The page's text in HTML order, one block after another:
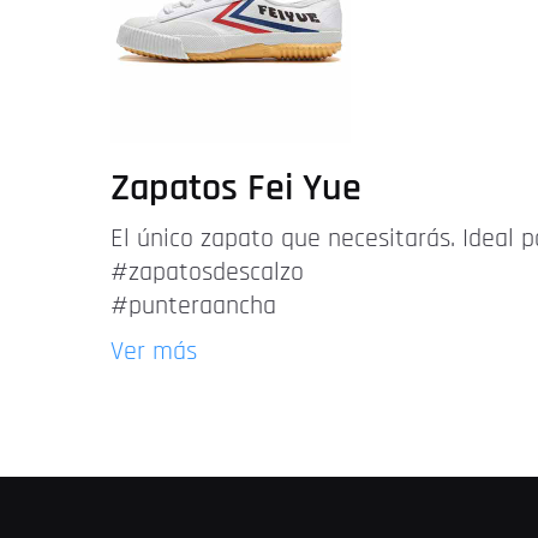
Zapatos Fei Yue
El único zapato que necesitarás. Ideal
#zapatosdescalzo
#punteraancha
Ver más